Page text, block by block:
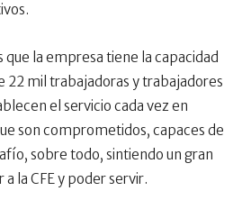
la empresa tiene la capacidad
22 mil trabajadoras y trabajadores
el servicio cada vez en
son comprometidos, capaces de
sobre todo, sintiendo un gran
la CFE y poder servir.